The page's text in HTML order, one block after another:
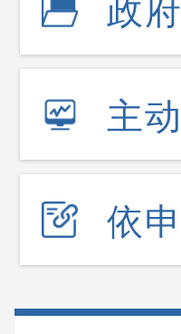
政
主
依